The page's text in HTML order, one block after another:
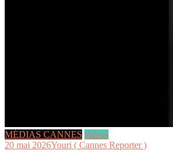
MÉDIAS CANNES videos
20 mai 2026Youri ( Cannes Reporter )